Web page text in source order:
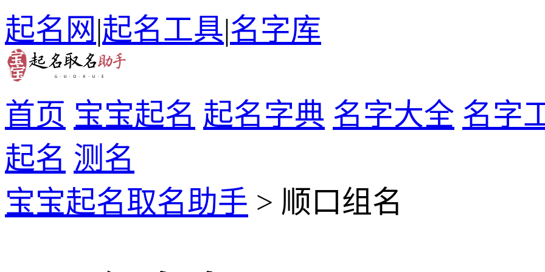
起名网|起名工具|名字库
首页 宝宝起名 起名字典 名字大全 名字
起名 测名
宝宝起名取名助手 > 顺口组名